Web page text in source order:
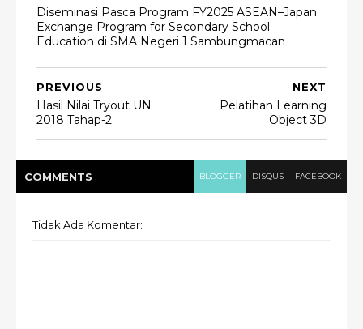
Diseminasi Pasca Program FY2025 ASEAN–Japan
Exchange Program for Secondary School
Education di SMA Negeri 1 Sambungmacan
NEXT
Pelatihan Learning
Object 3D
PREVIOUS
Hasil Nilai Tryout UN
2018 Tahap-2
COMMENTS BLOGGER DISQUS FACEBOOK
Tidak Ada Komentar: